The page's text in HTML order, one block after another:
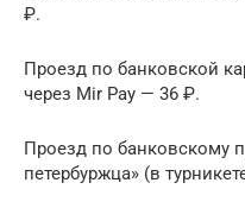
₽.
Проезд по банковской
через Mir Pay — 36 ₽.
Проезд по банковскому
петербуржца» (в